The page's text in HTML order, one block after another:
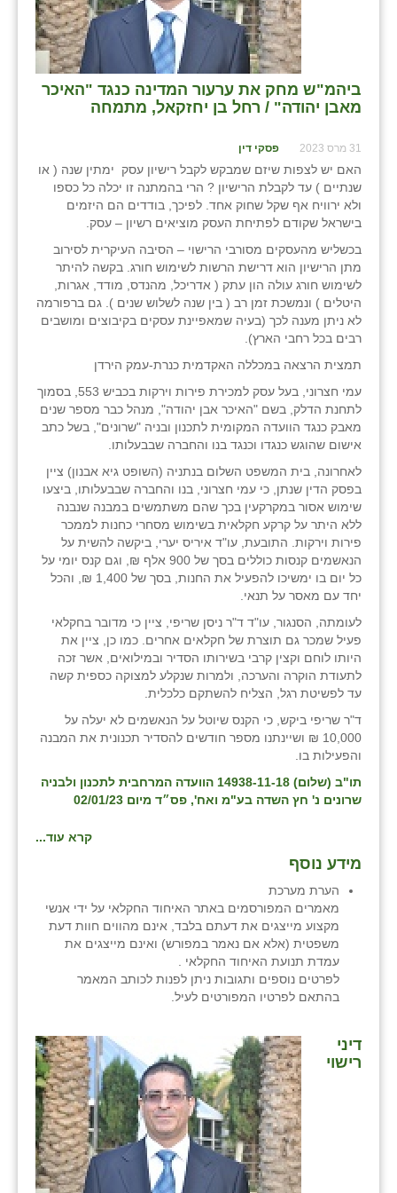
ביהמ"ש מחק את ערעור המדינה כנגד "האיכר
מאבן יהודה" / רחל בן יחזקאל, מתמחה
31 מרס 2023 פסקי דין
האם יש לצפות שיזם שמבקש לקבל רישיון עסק ימתין שנה ( או
שנתיים ) עד לקבלת הרישיון ? הרי בהמתנה זו יכלה כל כספו
ולא ירוויח אף שקל שחוק אחד. לפיכך, בודדים הם היזמים
בישראל שקודם לפתיחת העסק מוציאים רשיון – עסק.
בכשליש מהעסקים מסורבי הרישוי – הסיבה העיקרית לסירוב
מתן הרישיון הוא דרישת הרשות לשימוש חורג. בקשה להיתר
לשימוש חורג עולה הון עתק ( אדריכל, מהנדס, מודד, אגרות,
היטלים ) ונמשכת זמן רב ( בין שנה לשלוש שנים ). גם ברפורמה
לא ניתן מענה לכך (בעיה שמאפיינת עסקים בקיבוצים ומושבים
רבים בכל רחבי הארץ).
תמצית הרצאה במכללה האקדמית כנרת-עמק הירדן
עמי חצרוני, בעל עסק למכירת פירות וירקות בכביש 553, בסמוך
לתחנת הדלק, בשם "האיכר אבן יהודה", מנהל כבר מספר שנים
מאבק כנגד הוועדה המקומית לתכנון ובניה "שרונים", בשל כתב
אישום שהוגש כנגדו וכנגד בנו והחברה שבבעלותו.
לאחרונה, בית המשפט השלום בנתניה (השופט גיא אבנון) ציין
בפסק הדין שנתן, כי עמי חצרוני, בנו והחברה שבבעלותו, ביצעו
שימוש אסור במקרקעין בכך שהם משתמשים במבנה שנבנה
ללא היתר על קרקע חקלאית בשימוש מסחרי כחנות לממכר
פירות וירקות. התובעת, עו"ד איריס יערי, ביקשה להשית על
הנאשמים קנסות כוללים בסך של 900 אלף ₪, וגם קנס יומי על
כל יום בו ימשיכו להפעיל את החנות, בסך של 1,400 ₪, והכל
יחד עם מאסר על תנאי.
לעומתה, הסנגור, עו"ד ד"ר ניסן שריפי, ציין כי מדובר בחקלאי
פעיל שמכר גם תוצרת של חקלאים אחרים. כמו כן, ציין את
היותו לוחם וקצין קרבי בשירותו הסדיר ובמילואים, אשר זכה
לתעודת הוקרה והערכה, ולמרות שנקלע למצוקה כספית קשה
עד לפשיטת רגל, הצליח להשתקם כלכלית.
ד"ר שריפי ביקש, כי הקנס שיוטל על הנאשמים לא יעלה על
10,000 ₪ ושיינתנו מספר חודשים להסדיר תכנונית את המבנה
והפעילות בו.
תו"ב (שלום) 14938-11-18 הוועדה המרחבית לתכנון ולבניה
שרונים נ' חץ השדה בע"מ ואח', פס״ד מיום 02/01/23
קרא עוד...
מידע נוסף
הערת מערכת
מאמרים המפורסמים באתר האיחוד החקלאי על ידי אנשי
מקצוע מייצגים את דעתם בלבד, אינם מהווים חוות דעת
משפטית (אלא אם נאמר במפורש) ואינם מייצגים את
עמדת תנועת האיחוד החקלאי .
לפרטים נוספים ותגובות ניתן לפנות לכותב המאמר
בהתאם לפרטיו המפורטים לעיל.
דיני
רישוי
בקעות
גן הדרום
גן השומרון
גני יהודה
גנות
ורד יריחו
זוהר
הדר עם
חבצלת השרון
חמרה
חרב לאת
יבול (מורג)
יקנעם
כליל
יד השמונה
כפר אביב
כפר הרי״ף
כפר מרדכי
כפר סבא (אגרא)
כפר שמריהו
מישר